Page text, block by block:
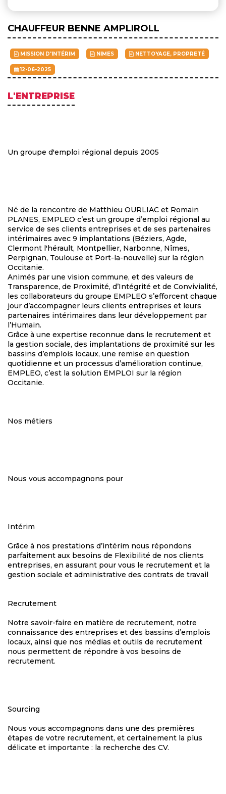
CHAUFFEUR BENNE AMPLIROLL
MISSION D'INTÉRIM NIMES NETTOYAGE, PROPRETÉ
12-06-2025
L'ENTREPRISE
Un groupe d'emploi régional depuis 2005
Né de la rencontre de Matthieu OURLIAC et Romain
PLANES, EMPLEO c’est un groupe d’emploi régional au
service de ses clients entreprises et de ses partenaires
intérimaires avec 9 implantations (Béziers, Agde,
Clermont l'hérault, Montpellier, Narbonne, Nîmes,
Perpignan, Toulouse et Port-la-nouvelle) sur la région
Occitanie.
Animés par une vision commune, et des valeurs de
Transparence, de Proximité, d’Intégrité et de Convivialité,
les collaborateurs du groupe EMPLEO s’efforcent chaque
jour d’accompagner leurs clients entreprises et leurs
partenaires intérimaires dans leur développement par
l’Humain.
Grâce à une expertise reconnue dans le recrutement et
la gestion sociale, des implantations de proximité sur les
bassins d’emplois locaux, une remise en question
quotidienne et un processus d’amélioration continue,
EMPLEO, c’est la solution EMPLOI sur la région
Occitanie.
Nos métiers
Nous vous accompagnons pour
Intérim
Grâce à nos prestations d’intérim nous répondons
parfaitement aux besoins de Flexibilité de nos clients
entreprises, en assurant pour vous le recrutement et la
gestion sociale et administrative des contrats de travail
Recrutement
Notre savoir-faire en matière de recrutement, notre
connaissance des entreprises et des bassins d’emplois
locaux, ainsi que nos médias et outils de recrutement
nous permettent de répondre à vos besoins de
recrutement.
Sourcing
Nous vous accompagnons dans une des premières
étapes de votre recrutement, et certainement la plus
délicate et importante : la recherche des CV.